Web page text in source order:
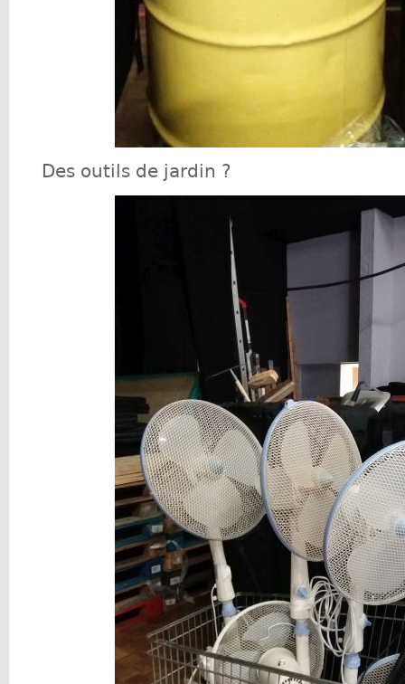
Des outils de jardin ?